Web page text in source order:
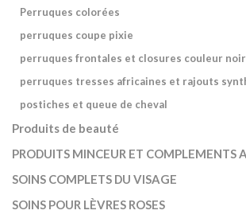
Perruques colorées
perruques coupe pixie
perruques frontales et closures couleur
perruques tresses africaines et rajouts
postiches et queue de cheval
Produits de beauté
PRODUITS MINCEUR ET COMPLEMENTS
SOINS COMPLETS DU VISAGE
SOINS POUR LÈVRES ROSES